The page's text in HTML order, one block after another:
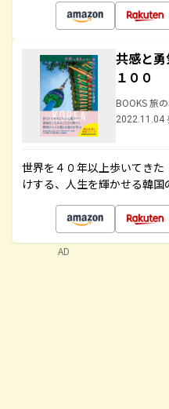
共感と
１００
BOOKS 旅
2022.11.04
世界を４０年以上歩いてき
けする、人生を輝かせる韓
AD